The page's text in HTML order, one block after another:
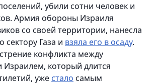
убили сотни человек и
Армия обороны Израиля
со своей территории, нанесла
Газа и взяла его в осаду.
конфликта между
Израилем, который длится
уже стало самым